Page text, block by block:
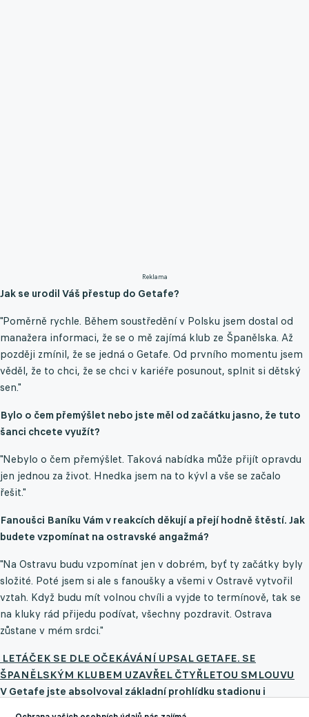
Reklama
Jak se urodil Váš přestup do Getafe?
"Poměrně rychle. Během soustředění v Polsku jsem dostal od
manažera informaci, že se o mě zajímá klub ze Španělska. Až
později zmínil, že se jedná o Getafe. Od prvního momentu jsem
věděl, že to chci, že se chci v kariéře posunout, splnit si dětský
sen."
Bylo o čem přemýšlet nebo jste měl od začátku jasno, že tuto
šanci chcete využít?
"Nebylo o čem přemýšlet. Taková nabídka může přijít opravdu
jen jednou za život. Hnedka jsem na to kývl a vše se začalo
řešit."
Fanoušci Baníku Vám v reakcích děkují a přejí hodně štěstí. Jak
budete vzpomínat na ostravské angažmá?
"Na Ostravu budu vzpomínat jen v dobrém, byť ty začátky byly
složité. Poté jsem si ale s fanoušky a všemi v Ostravě vytvořil
vztah. Když budu mít volnou chvíli a vyjde to termínově, tak se
na kluky rád přijedu podívat, všechny pozdravit. Ostrava
zůstane v mém srdci."
LETÁČEK SE DLE OČEKÁVÁNÍ UPSAL GETAFE. SE
ŠPANĚLSKÝM KLUBEM UZAVŘEL ČTYŘLETOU SMLOUVU
⁠V Getafe jste absolvoval základní prohlídku stadionu i